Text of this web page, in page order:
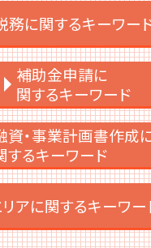
サル
ント
ール
書
ート
ット 消費税
点
要書類
談先
会社 株式会社
きこと
き
に相談
務に関するキーワー
定科目
法人
約書
会い
税
法人
補助金申請に
関するキーワード
代行
金 設備投資
いつ
ュール
資・事業計画書作成
するキーワード
売上 根拠
業計画書 違い
アに関するキーワー